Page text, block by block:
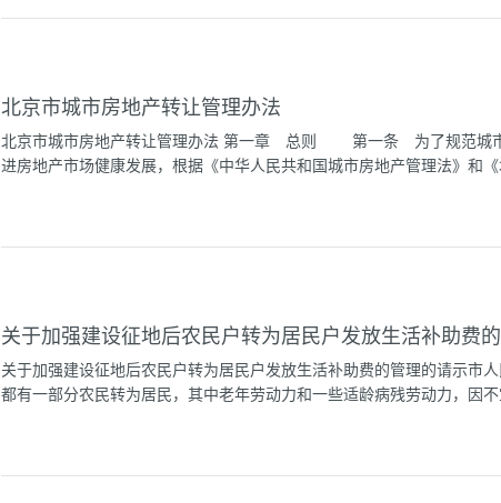
属争议，由市国土资源局、区（县）国土资源分局具体负责。市国土资
争议案件，对需要依法做出处理决定的，拟定处理意见，报市、区（县
决之前，任何一方不得改变土地利用现状。第二章 管辖六、区（县）国
（二）本区（县）行政区域内发生的跨乡镇行政区域的土地权属争议案
北京市城市房地产转让管理办法
北京市城市房地产转让管理办法 第一章 总则 第一条 为了规范城市
进房地产市场健康发展，根据《中华人民共和国城市房地产管理法》和
中华人民共和国境内外的自然人、法人和其他组织，国家和市人民政
包括下列方式： (一)买卖； (二)赠与； (三)交换； (四)以房
法人或者其他组织，使房地产权属发生变更的； (五)因法人或者其他
下简称市国土房管局)主管本市房地产转让管理工作。区、县国土资源
关于加强建设征地后农民户转为居民户发放生活补助费
关于加强建设征地后农民户转为居民户发放生活补助费的管理的请示
都有一部分农民转为居民，其中老年劳动力和一些适龄病残劳动力，因